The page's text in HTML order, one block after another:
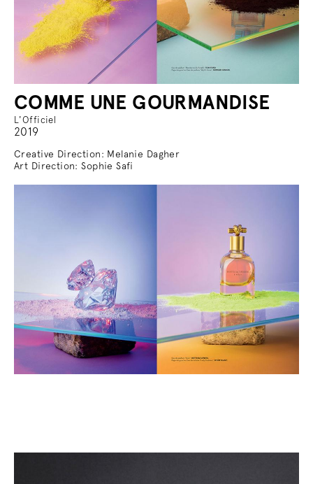
COMME UNE GOURMANDISE
L'Officiel
2019
Creative Direction: Melanie Dagher
Art Direction: Sophie Safi